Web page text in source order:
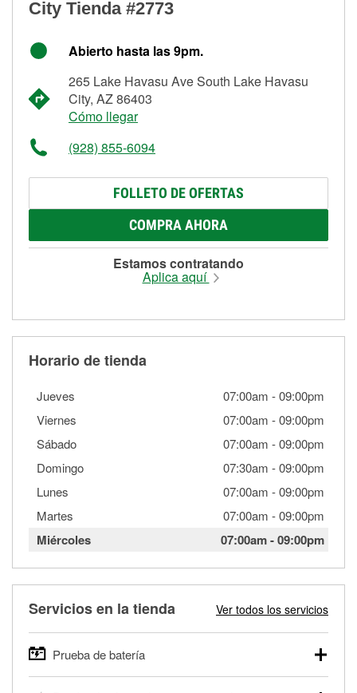
City Tienda #2773
Abierto hasta las 9pm.
265 Lake Havasu Ave South Lake Havasu
City, AZ 86403
Cómo llegar
(928) 855-6094
FOLLETO DE OFERTAS
COMPRA AHORA
Estamos contratando
Aplica aquí
Horario de tienda
Jueves 07:00am -09:00pm
Viernes
07:00am -09:00pm
Sábado
07:00am -09:00pm
Domingo
07:30am -09:00pm
Lunes
07:00am -09:00pm
Martes
07:00am -09:00pm
Miércoles 07:00am-09:00pm
Servicios en la tienda Ver todos los servicios
Prueba de batería